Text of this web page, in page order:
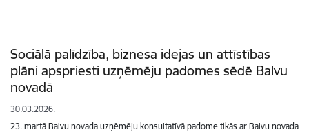
Sociālā palīdzība, biznesa idejas un attīstības
plāni apspriesti uzņēmēju padomes sēdē Balvu
novadā
30.03.2026.
23. martā Balvu novada uzņēmēju konsultatīvā padome tikās ar Balvu novada